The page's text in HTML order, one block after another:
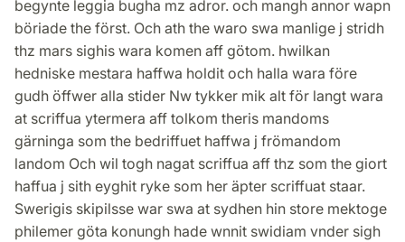
begynte leggia bugha mz adror. och mangh annor wapn
böriade the först. Och ath the waro swa manlige j stridh
thz mars sighis wara komen aff götom. hwilkan
hedniske mestara haffwa holdit och halla wara före
gudh öffwer alla stider Nw tykker mik alt för langt wara
at scriffua ytermera aff tolkom theris mandoms
gärninga som the bedriffuet haffwa j frömandom
landom Och wil togh nagat scriffua aff thz som the giort
haffua j sith eyghit ryke som her äpter scriffuat staar.
Swerigis skipilsse war swa at sydhen hin store mektoge
philemer göta konungh hade wnnit swidiam vnder sigh